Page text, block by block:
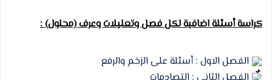
كراسة أسئلة اضافية لكل فصل وتعليلات وعرف (محلول) :
الفصل الاول : أسئلة على الزخم والرفع